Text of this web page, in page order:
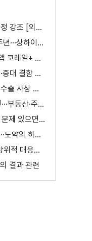
이 대통령, 한반도 평화·안정 강조 [외신에 비친 한국]
임시정부 청사 설립 100주년···상하이서 만난 K-컬처! [세계 속 한국]
KTX·SRT 한 번에! 통합 앱 코레일+ 출시
중고차 총액 표시 의무화···중대 결함 시 '계약 해제'
6월 경상수지 또 신기록···수출 사상 첫 1천억 달러
국가자산기본법 제정 추진···부동산·주식 등 통합 관리
이 대통령 "좋은 의도라도 문제 있으면 성역 없이 고쳐야"
모두의 안전, 모두의 행복···도약의 하반기
폭염 점검회의 주재···"전방위적 대응체계 가동"
결과 관련